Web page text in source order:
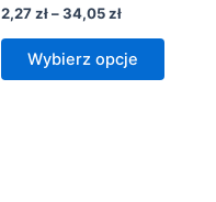
2,27zł – 34,05zł
Wybierz opcje